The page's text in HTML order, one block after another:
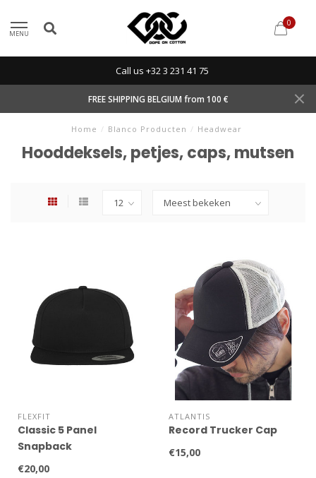
MENU
0
Call us +32 3 231 41 75
FREE SHIPPING BELGIUM from 100 €
Home / Blanco Producten / Headwear
Hooddeksels, petjes, caps, mutsen
FLEXFIT
Classic 5 Panel
Snapback
€20,00
ATLANTIS
Record Trucker Cap
€15,00